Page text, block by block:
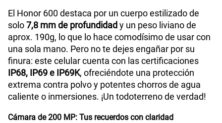
El Honor 600 destaca por un cuerpo estilizado de
solo7,8 mm de profundidad y un peso liviano de
aprox. 190g, lo que lo hace comodísimo de usar con
una sola mano. Pero no te dejes engañar por su
finura: este celular cuenta con las certificaciones
IP68, IP69 e IP69K, ofreciéndote una protección
extrema contra polvo y potentes chorros de agua
caliente o inmersiones. ¡Un todoterreno de verdad!
Cámara de 200 MP: Tus recuerdos con claridad